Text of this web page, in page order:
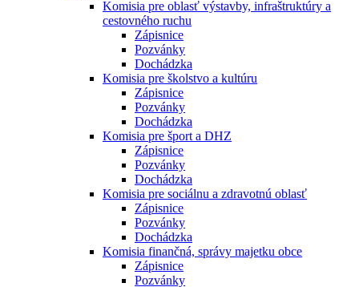
Komisia pre oblasť výstavby, infraštruktúry a
cestovného ruchu
Zápisnice
Pozvánky
Dochádzka
Komisia pre školstvo a kultúru
Zápisnice
Pozvánky
Dochádzka
Komisia pre šport a DHZ
Zápisnice
Pozvánky
Dochádzka
Komisia pre sociálnu a zdravotnú oblasť
Zápisnice
Pozvánky
Dochádzka
Komisia finančná, správy majetku obce
Zápisnice
Pozvánky